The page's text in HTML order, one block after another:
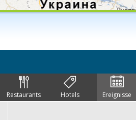
Restaurants Hotels Ereignisse